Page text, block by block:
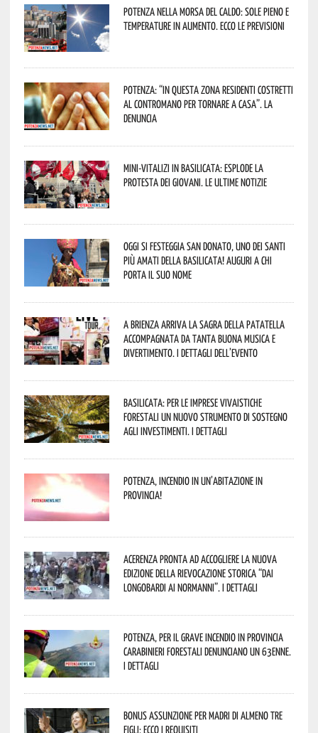
Potenza nella morsa del caldo: sole pieno e
temperature in aumento. Ecco le previsioni
Potenza: “In questa zona residenti costretti
al contromano per tornare a casa”. La
denuncia
Mini-vitalizi in Basilicata: esplode la
protesta dei giovani. Le ultime notizie
Oggi si festeggia San Donato, uno dei Santi
più amati della Basilicata! Auguri a chi
porta il suo nome
A Brienza arriva la Sagra della Patatella
accompagnata da tanta buona musica e
divertimento. I dettagli dell’evento
Basilicata: per le imprese vivaistiche
forestali un nuovo strumento di sostegno
agli investimenti. I dettagli
Potenza, incendio in un’abitazione in
provincia!
Acerenza pronta ad accogliere la nuova
edizione della rievocazione storica “Dai
Longobardi ai Normanni”. I dettagli
Potenza, per il grave incendio in Provincia
Carabinieri forestali denunciano un 63enne.
I dettagli
Bonus assunzione per madri di almeno tre
figli: ecco i requisiti